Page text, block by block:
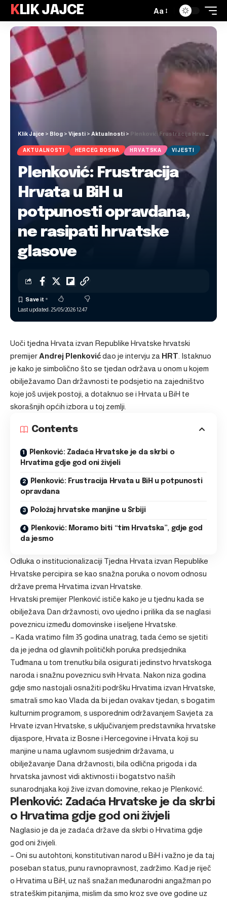
KLIK JAJCE Aa
Klik Jajce > Blog > Vijesti > Aktualnosti > Plenković: Frustracija Hrvata u BiH u potpunosti opravdana, ne rasipati hrvatske glasove
AKTUALNOSTI HERCEG BOSNA HRVATSKA VIJESTI
Plenković: Frustracija
Hrvata u BiH u
potpunosti opravdana,
ne rasipati hrvatske
glasove
Last updated: 25/05/2026 12:47
Uoči tjedna Hrvata izvan Republike Hrvatske hrvatski
premijer Andrej Plenkovićdao je intervju za HRT . Istaknuo
je kako je simbolično što se tjedan održava u onom u kojem
obilježavamo Dan državnosti te podsjetio na zajedništvo
koje još uvijek postoji, a dotaknuo se i Hrvata u BiH te
skorašnjih općih izbora u toj zemlji.
Contents
Plenković: Zadaća Hrvatske je da skrbi o
Hrvatima gdje god oni živjeli
Plenković: Frustracija Hrvata u BiH u potpunosti
opravdana
Položaj hrvatske manjine u Srbiji
Plenković: Moramo biti “tim Hrvatska”, gdje god
da jesmo
Odluka o institucionalizaciji Tjedna Hrvata izvan Republike
Hrvatske percipira se kao snažna poruka o novom odnosu
države prema Hrvatima izvan Hrvatske.
Hrvatski premijer Plenković ističe kako je u tjednu kada se
obilježava Dan državnosti, ovo ujedno i prilika da se naglasi
poveznicu između domovinske i iseljene Hrvatske.
– Kada vratimo film 35 godina unatrag, tada ćemo se sjetiti
da je jedna od glavnih političkih poruka predsjednika
Tuđmana u tom trenutku bila osigurati jedinstvo hrvatskoga
naroda i snažnu poveznicu svih Hrvata. Nakon niza godina
gdje smo nastojali osnažiti podršku Hrvatima izvan Hrvatske,
smatrali smo kao Vlada da bi jedan ovakav tjedan, s bogatim
kulturnim programom, s usporednim održavanjem Savjeta za
Hrvate izvan Hrvatske, s uključivanjem predstavnika hrvatske
dijaspore, Hrvata iz Bosne i Hercegovine i Hrvata koji su
manjine u nama uglavnom susjednim državama, u
obilježavanje Dana državnosti, bila odlična prigoda i da
hrvatska javnost vidi aktivnosti i bogatstvo naših
sunarodnjaka koji žive izvan domovine, rekao je Plenković.
Plenković: Zadaća Hrvatske je da skrbi
o Hrvatima gdje god oni živjeli
Naglasio je da je zadaća države da skrbi o Hrvatima gdje
god oni živjeli.
– Oni su autohtoni, konstitutivan narod u BiH i važno je da taj
poseban status, punu ravnopravnost, zadržimo. Kad je riječ
o Hrvatima u BiH, uz naš snažan međunarodni angažman po
strateškim pitanjima, mislim da smo kroz sve ove godine uz